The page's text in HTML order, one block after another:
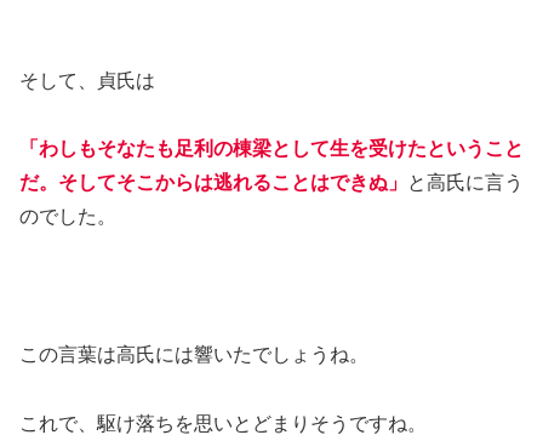
そして、貞氏は
「わしもそなたも足利の棟梁として生を受けたということ
だ。そしてそこからは逃れることはできぬ」 と高氏に言う
のでした。
この言葉は高氏には響いたでしょうね。
これで、駆け落ちを思いとどまりそうですね。